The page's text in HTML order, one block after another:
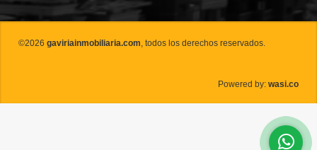
©2026 gaviriainmobiliaria.com, todos los derechos reservados.
Powered by: wasi.co